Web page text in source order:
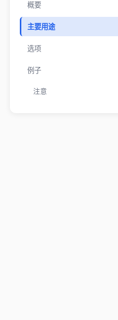
概要
主要用途
选项
例子
注意